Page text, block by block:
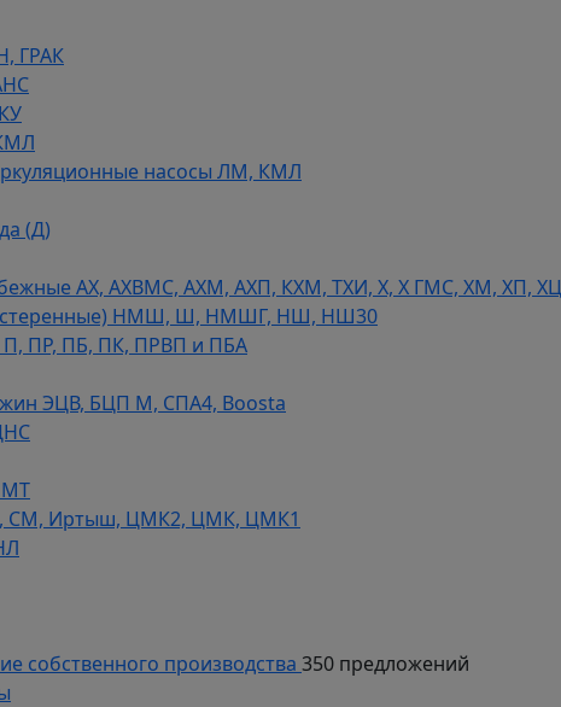
ГРАК
насосы ЛМ, КМЛ
(Д)
АХ, АХВМС, АХМ, АХП, КХМ, ТХИ, Х, Х ГМС, ХМ, ХП,
НМШ, Ш, НМШГ, НШ, НШ30
ПР, ПБ, ПК, ПРВП и ПБА
ЭЦВ, БЦП М, СПА4, Boosta
МТ
СМ, Иртыш, ЦМК2, ЦМК, ЦМК1
собственного производства 350 предложений